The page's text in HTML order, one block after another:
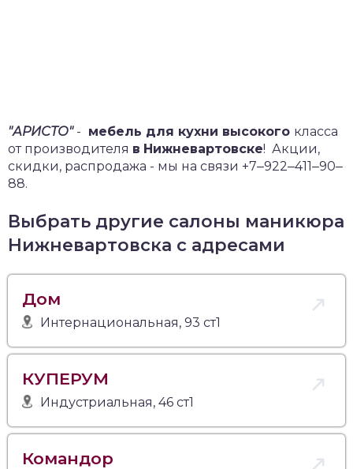
"АРИСТО"- мебель для кухни высокого класса
от производителя в Нижневартовске! Акции,
скидки, распродажа - мы на связи +7‒922‒411‒90‒
88.
Выбрать другие салоны маникюра
Нижневартовска с адресами
Дом
Интернациональная, 93 ст1
КУПЕРУМ
Индустриальная, 46 ст1
Командор